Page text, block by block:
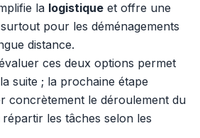
la logistique et offre une
pour les déménagements
distance.
ces deux options permet
suite ; la prochaine étape
concrètement le déroulement du
les tâches selon les